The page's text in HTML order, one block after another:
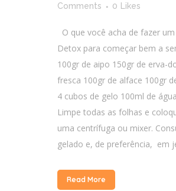
Comments
0 Likes
O que você acha de fazer
Detox para começar bem a
100gr de aipo 150gr de erva-
fresca 100gr de alface 100gr
4 cubos de gelo 100ml de água
Limpe todas as folhas e
uma centrífuga ou mixer.
gelado e, de preferência, em
Read More